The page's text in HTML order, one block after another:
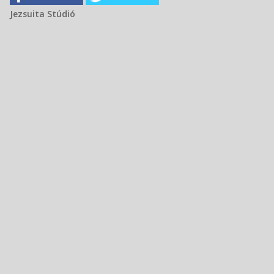
Jezsuita Stúdió